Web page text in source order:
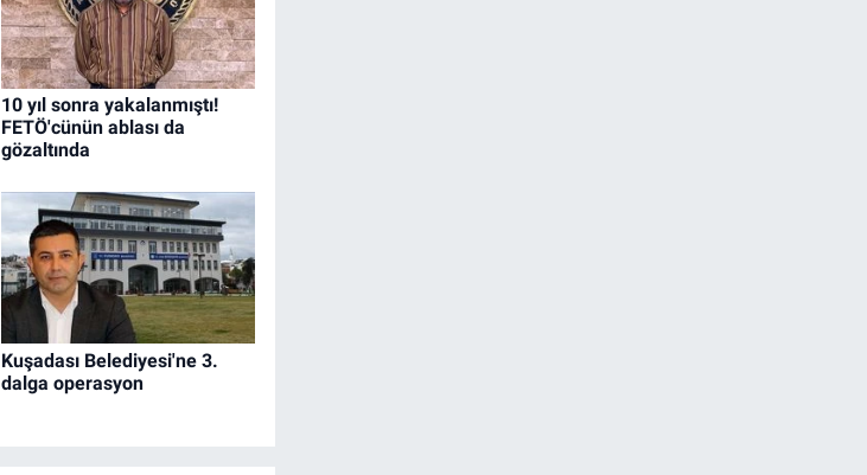
10 yıl sonra yakalanmıştı!
FETÖ'cünün ablası da
gözaltında
Kuşadası Belediyesi'ne 3.
dalga operasyon